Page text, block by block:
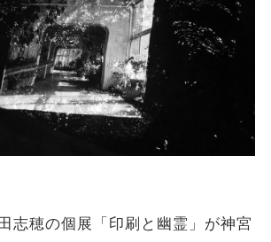
志穂の個展「印刷と幽霊」が神宮